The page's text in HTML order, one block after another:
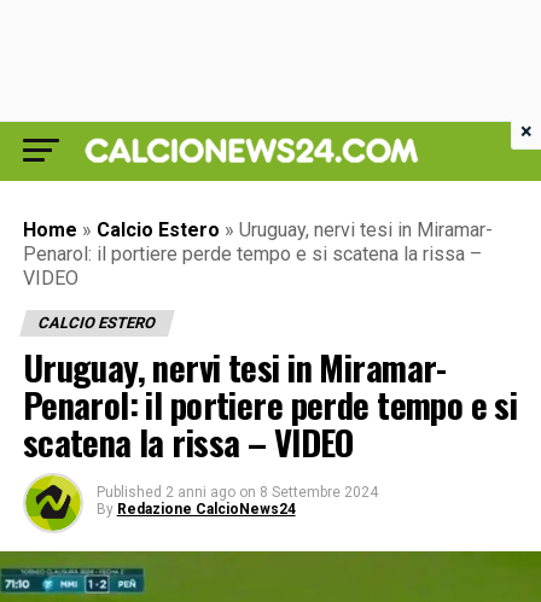
Home » Calcio Estero » Uruguay, nervi tesi in Miramar-
Penarol: il portiere perde tempo e si scatena la rissa –
VIDEO
CALCIO ESTERO
Uruguay, nervi tesi in Miramar-
Penarol: il portiere perde tempo e si
scatena la rissa – VIDEO
Published 2 anni ago on 8 Settembre 2024
By Redazione CalcioNews24
×